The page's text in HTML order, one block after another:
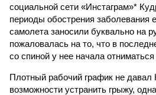
социальной сети «Инстаграм»*
периоды обострения заболевания
самолета заносили буквально на
пожаловалась на то, что в
со спиной у нее начала отниматься
Плотный рабочий график не давал
возможности устранить грыжу,